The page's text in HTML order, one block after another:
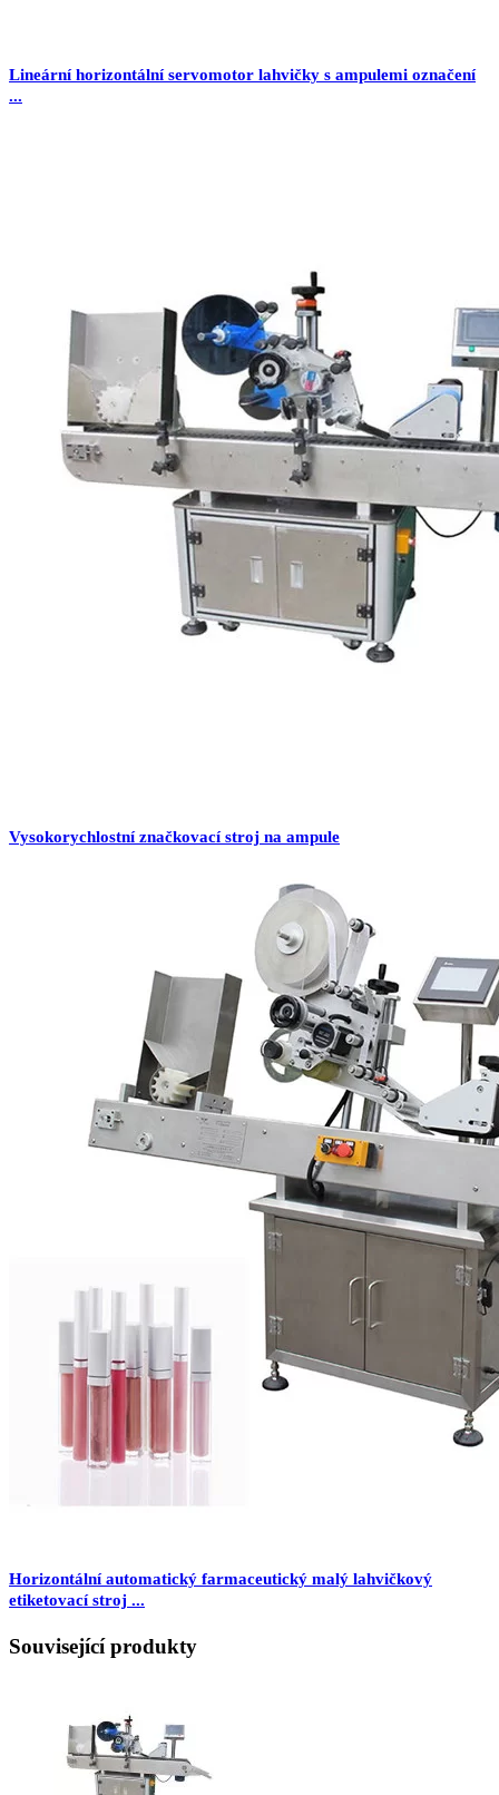
Lineární horizontální servomotor lahvičky s ampulemi označení
...
Vysokorychlostní značkovací stroj na ampule
Horizontální automatický farmaceutický malý lahvičkový
etiketovací stroj ...
Související produkty